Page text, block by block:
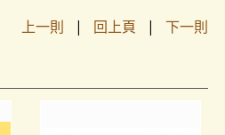
上一則 | 回上頁 |下一則